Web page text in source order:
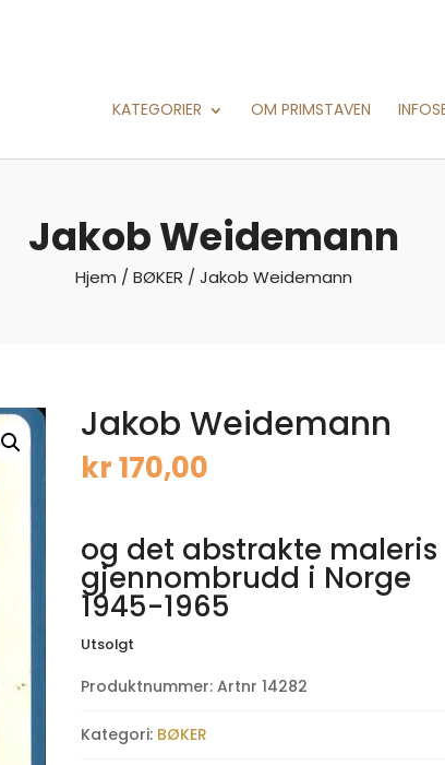
KATEGORIER OM PRIMSTAVEN
Jakob Weidemann
Hjem /BØKER / Jakob Weidemann
Jakob Weidemann
kr170,00
og det abstrakte maleris
gjennombrudd i Norge
1945-1965
Utsolgt
Produktnummer: Artnr 14282
Kategori: BØKER